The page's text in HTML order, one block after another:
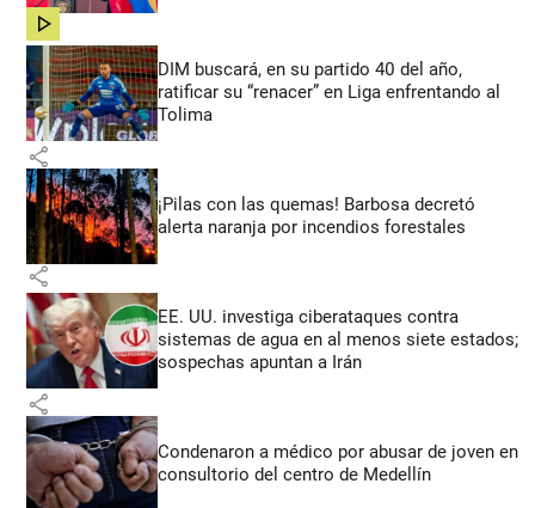
share
DIM buscará, en su partido 40 del año,
ratificar su “renacer” en Liga enfrentando al
Tolima
share
¡Pilas con las quemas! Barbosa decretó
alerta naranja por incendios forestales
share
EE. UU. investiga ciberataques contra
sistemas de agua en al menos siete estados;
sospechas apuntan a Irán
share
Condenaron a médico por abusar de joven en
consultorio del centro de Medellín